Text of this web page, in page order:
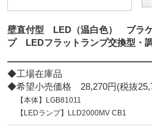
壁直付型 LED（温白色） ブラ
プ LEDフラットランプ交換型・
◆工場在庫品
◆希望小売価格 28,270円(税抜
【本体】LGB81011
【LEDランプ】LLD2000MV CB1